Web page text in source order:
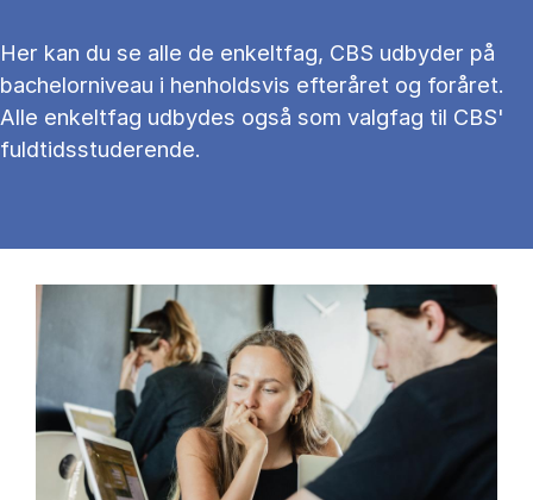
Her kan du se alle de enkeltfag, CBS udbyder på
bachelorniveau i henholdsvis efteråret og foråret.
Alle enkeltfag udbydes også som valgfag til CBS'
fuldtidsstuderende.